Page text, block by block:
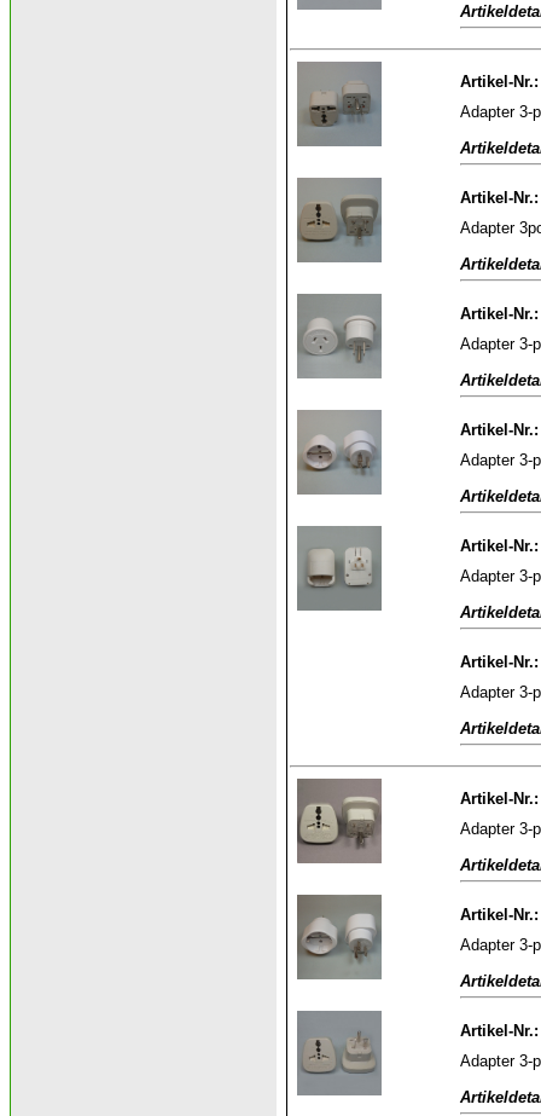
Artikel-Nr.:
Adapter 3-
Artikel-Nr.:
Adapter
Artikel-Nr.:
Adapter 3-
Artikel-Nr.:
Adapter 3-
Artikel-Nr.:
Adapter 3-
Artikel-Nr.:
Adapter 3-
Artikel-Nr.:
Adapter 3-
Artikel-Nr.:
Adapter 3-
Artikel-Nr.:
Adapter 3-